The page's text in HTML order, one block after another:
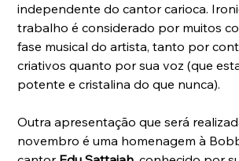
independente do cantor carioca.
trabalho é considerado por muitos
fase musical do artista, tanto por
criativos quanto por sua voz (que
potente e cristalina do que nunca).
Outra apresentação que será
novembro é uma homenagem à